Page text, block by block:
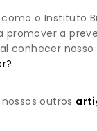
o Instituto
promover a
conhecer
outros